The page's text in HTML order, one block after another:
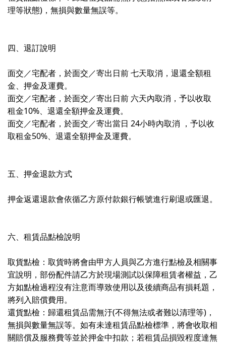
理等狀態)，無損與數量無誤等。
四、退訂說明
面交／宅配者，於面交／寄出日前 七天取消，退還全額租
金、押金及運費。
面交／宅配者，於面交／寄出日前 六天內取消，予以收取
租金10%、退還全額押金及運費。
面交／宅配者，於面交／寄出當日 24小時內取消 ，予以收
取租金50%、退還全額押金及運費。
五、押金退款方式
押金返還退款會依循乙方原付款銀行帳號進行刷退或匯退。
六、租賃品點檢說明
取貨點檢：取貨時將會由甲方人員與乙方進行點檢及相關事
宜說明，部份配件請乙方於現場測試以保障租賃者權益，乙
方如點檢過程沒有注意而導致使用以及後續商品有損耗題，
將列入賠償費用。
還貨點檢：歸還租賃品需無汙(不得無法或者難以清理等)，
無損與數量無誤等。如有未達租賃品點檢標準，將會收取相
關賠償及服務費等並於押金中扣款；若租賃品損毀程度達無